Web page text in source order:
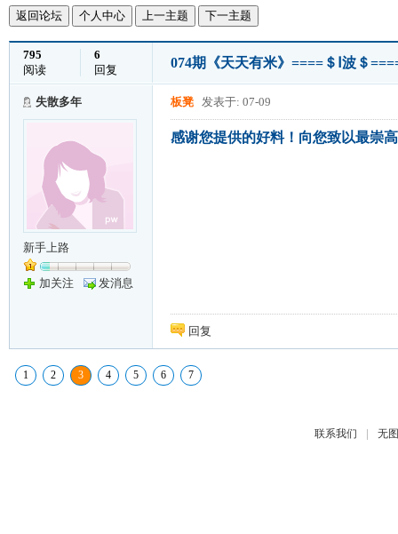
返回论坛 个人中心 上一主题 下一主题
795
阅读
6
回复
074期《天天有米》====＄Ⅰ波＄
失散多年
新手上路
加关注 发消息
板凳 发表于: 07-09
感谢您提供的好料！向您致以最崇
回复
1 2 3 4 5 6 7
联系我们 | 无